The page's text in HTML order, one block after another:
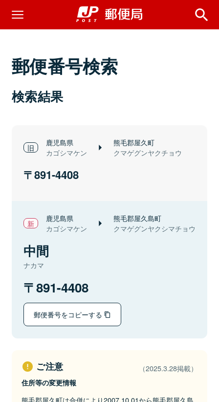
郵便番号検索
検索結果
鹿児島県
カゴシマケン
熊毛郡屋久町
クマゲグンヤクチョウ
891-4408
鹿児島県
カゴシマケン
熊毛郡屋久島町
クマゲグンヤクシマチョウ
中間
ナカマ
891-4408
郵便番号をコピーする
ご注意 （2025.3.28掲載）
住所等の変更情報
熊毛郡屋久町は合併により2007.10.01から熊毛郡屋久島